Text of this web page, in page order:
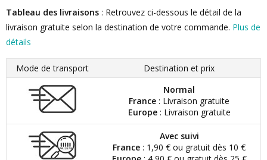
Tableau des livraisons : Retrouvez ci-dessous le détail de la
livraison gratuite selon la destination de votre commande. Plus de
détails
Mode de transport
Destination et prix
Normal
France : Livraison gratuite
Europe: Livraison gratuite
Avec suivi
France : 1,90 € ou gratuit dès 10 €